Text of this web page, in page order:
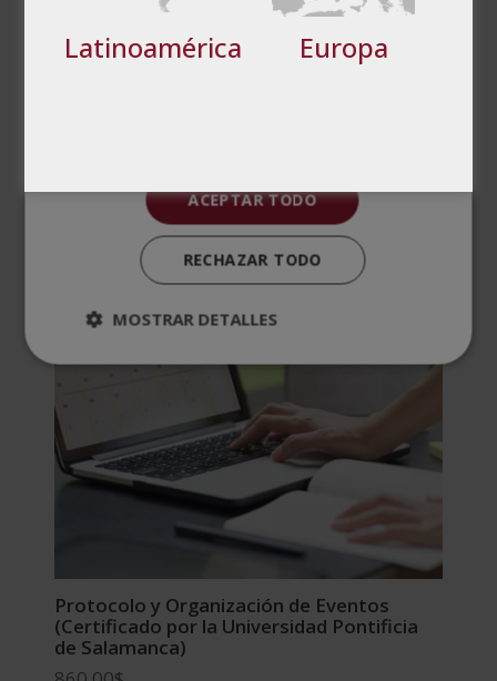
Protocolo y Organización de Eventos
(Certificado por la Universidad Pontificia
de Salamanca)
Latinoamérica Europa
ACEPTAR TODO
RECHAZAR TODO
MOSTRAR DETALLES